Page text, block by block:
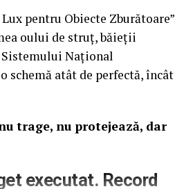
pentru Obiecte
oului de struț, băieții
Național
schemă atât de perfectă, încât
trage, nu protejează, dar
executat. Record